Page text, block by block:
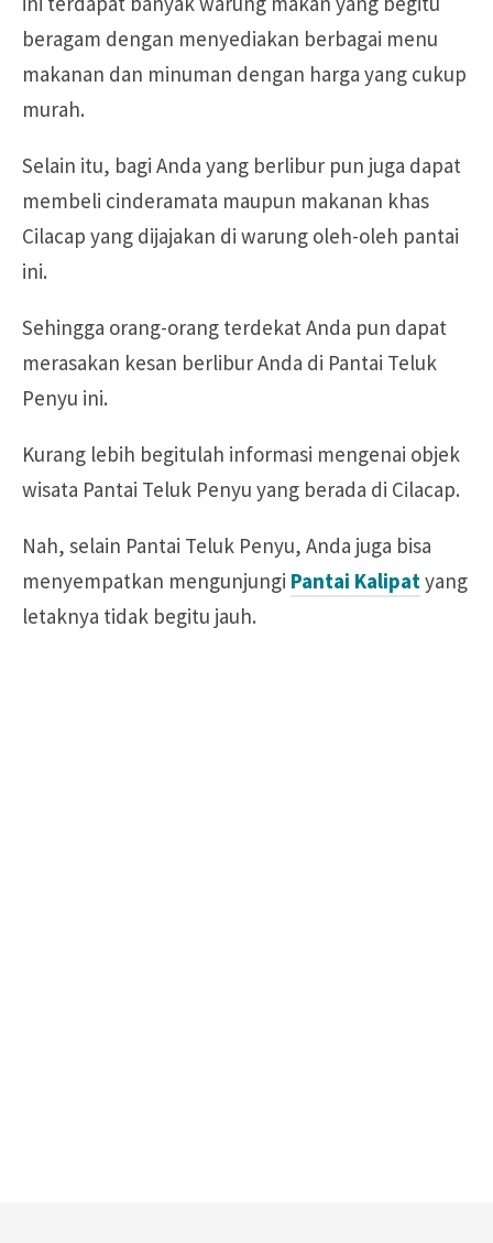
beragam dengan menyediakan berbagai menu
makanan dan minuman dengan harga yang cukup
murah.
Selain itu, bagi Anda yang berlibur pun juga dapat
membeli cinderamata maupun makanan khas
Cilacap yang dijajakan di warung oleh-oleh pantai
ini.
Sehingga orang-orang terdekat Anda pun dapat
merasakan kesan berlibur Anda di Pantai Teluk
Penyu ini.
Kurang lebih begitulah informasi mengenai objek
wisata Pantai Teluk Penyu yang berada di Cilacap.
Nah, selain Pantai Teluk Penyu, Anda juga bisa
menyempatkan mengunjungi Pantai Kalipatyang
letaknya tidak begitu jauh.